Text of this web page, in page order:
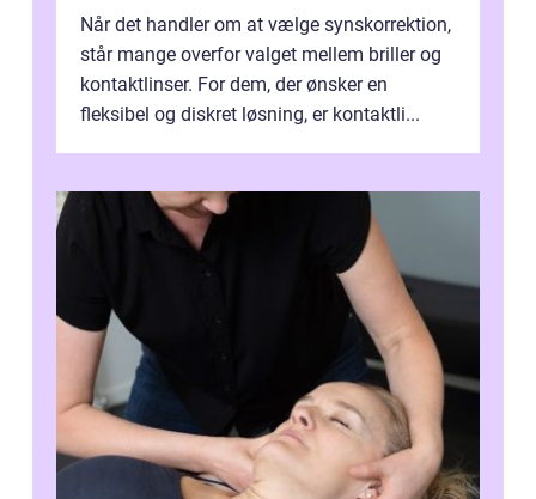
Når det handler om at vælge synskorrektion,
står mange overfor valget mellem briller og
kontaktlinser. For dem, der ønsker en
fleksibel og diskret løsning, er kontaktli...